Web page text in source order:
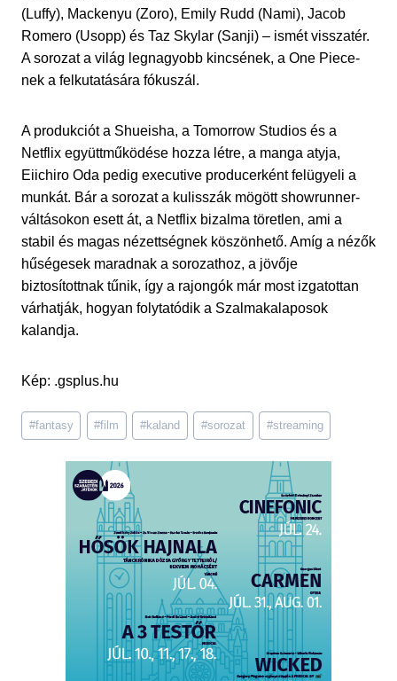
(Luffy), Mackenyu (Zoro), Emily Rudd (Nami), Jacob
Romero (Usopp) és Taz Skylar (Sanji) – ismét visszatér.
A sorozat a világ legnagyobb kincsének, a One Piece-
nek a felkutatására fókuszál.
A produkciót a Shueisha, a Tomorrow Studios és a
Netflix együttműködése hozza létre, a manga atyja,
Eiichiro Oda pedig executive producerként felügyeli a
munkát. Bár a sorozat a kulisszák mögött showrunner-
váltásokon esett át, a Netflix bizalma töretlen, ami a
stabil és magas nézettségnek köszönhető. Amíg a nézők
hűségesek maradnak a sorozathoz, a jövője
biztosítottnak tűnik, így a rajongók már most izgatottan
várhatják, hogyan folytatódik a Szalmakalaposok
kalandja.
Kép: .gsplus.hu
Post
Tags:
#fantasy #film #kaland #sorozat #streaming